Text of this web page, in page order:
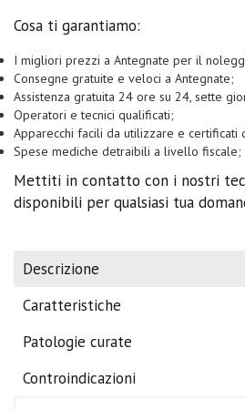
Cosa ti garantiamo:
I migliori prezzi a Antegnate per il
Consegne gratuite e veloci a Antegnate;
Assistenza gratuita 24 ore su 24, sette
Operatori e tecnici qualificati;
Apparecchi facili da utilizzare e certificati
Spese mediche detraibili a livello fiscale;
Mettiti in contatto con i nostri
disponibili per qualsiasi tua
Descrizione
Caratteristiche
Patologie curate
Controindicazioni